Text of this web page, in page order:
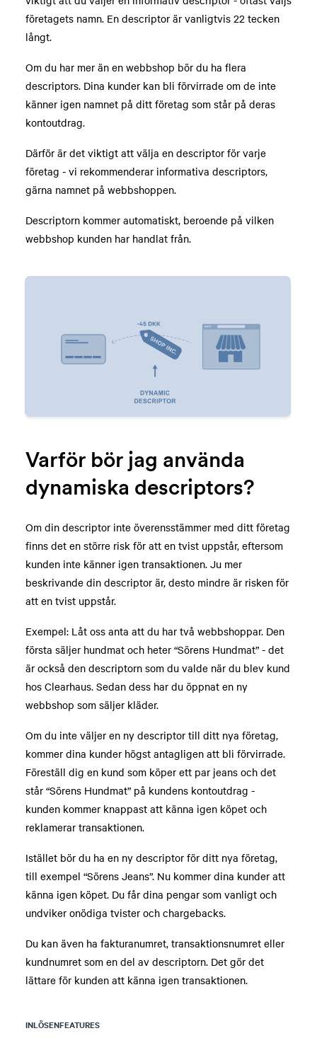
företagets namn. En descriptor är vanligtvis 22 tecken
långt.
Om du har mer än en webbshop bör du ha flera
descriptors. Dina kunder kan bli förvirrade om de inte
känner igen namnet på ditt företag som står på deras
kontoutdrag.
Därför är det viktigt att välja en descriptor för varje
företag - vi rekommenderar informativa descriptors,
gärna namnet på webbshoppen.
Descriptorn kommer automatiskt, beroende på vilken
webbshop kunden har handlat från.
Varför bör jag använda
dynamiska descriptors?
Om din descriptor inte överensstämmer med ditt företag
finns det en större risk för att en tvist uppstår, eftersom
kunden inte känner igen transaktionen. Ju mer
beskrivande din descriptor är, desto mindre är risken för
att en tvist uppstår.
Exempel: Låt oss anta att du har två webbshoppar. Den
första säljer hundmat och heter “Sörens Hundmat” - det
är också den descriptorn som du valde när du blev kund
hos Clearhaus. Sedan dess har du öppnat en ny
webbshop som säljer kläder.
Om du inte väljer en ny descriptor till ditt nya företag,
kommer dina kunder högst antagligen att bli förvirrade.
Föreställ dig en kund som köper ett par jeans och det
står “Sörens Hundmat” på kundens kontoutdrag -
kunden kommer knappast att känna igen köpet och
reklamerar transaktionen.
Istället bör du ha en ny descriptor för ditt nya företag,
till exempel “Sörens Jeans”. Nu kommer dina kunder att
känna igen köpet. Du får dina pengar som vanligt och
undviker onödiga tvister och chargebacks.
Du kan även ha fakturanumret, transaktionsnumret eller
kundnumret som en del av descriptorn. Det gör det
lättare för kunden att känna igen transaktionen.
INLÖSENFEATURES